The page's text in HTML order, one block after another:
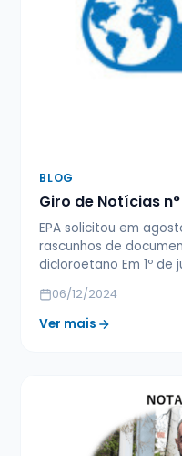
BLOG
Giro de Notícias
EPA solicitou em
rascunhos de
dicloroetano Em 1º de
06/12/2024
Ver mais